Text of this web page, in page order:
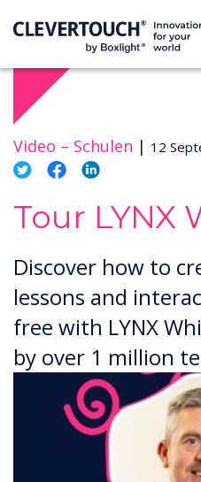
Video – Schulen | 12
Tour LYNX
Discover how to
lessons and
free with LYNX
by over 1 million